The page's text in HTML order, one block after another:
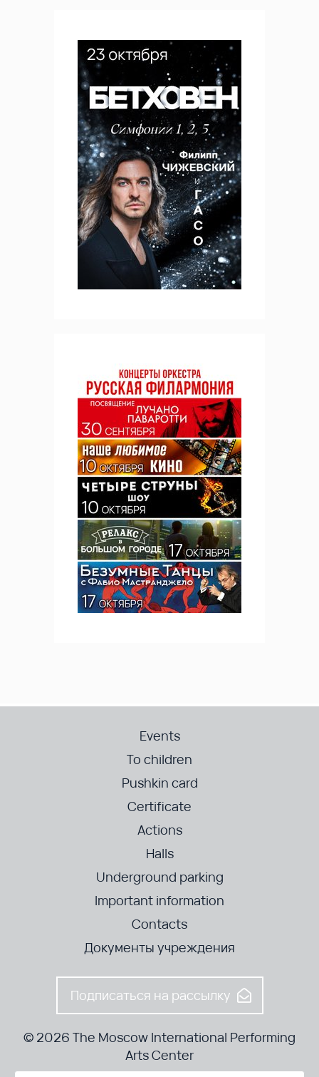
Events
To children
Pushkin card
Certificate
Actions
Halls
Underground parking
Important information
Contacts
Документы учреждения
Подписаться на рассылку
© 2026 The Moscow International Performing
Arts Center